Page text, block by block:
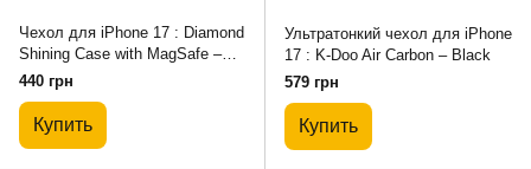
Чехол для iPhone 17 : Diamond
Shining Case with MagSafe –
Black
440 грн
Купить
Ультратонкий чехол для iPhone
17 : K-Doo Air Carbon – Black
579 грн
Купить